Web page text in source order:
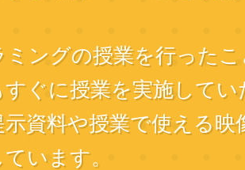
ミングの授業を行った
すぐに授業を実施して
示資料や授業で使える映
います。